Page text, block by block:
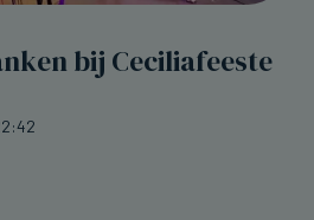
bij Ceciliafeeste